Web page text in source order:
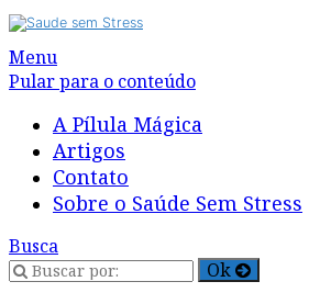
Alternar
navegação
Menu
Pular para o conteúdo
A Pílula Mágica
Artigos
Contato
Sobre o Saúde Sem Stress
Busca